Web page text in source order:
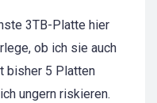
3TB-Platte hier
ob ich sie auch
bisher 5 Platten
ungern riskieren.